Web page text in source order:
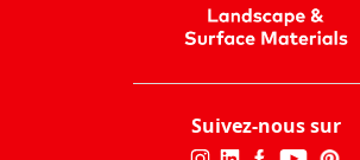
Suivez-nous sur